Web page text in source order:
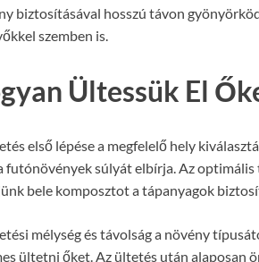
biztosításával hosszú távon
szemben is.
Ültessük El
első lépése a megfelelő hely
futónövények súlyát elbírja. Az
bele komposztot a tápanyagok
mélység és távolság a növény
ültetni őket. Az ültetés után alaposan